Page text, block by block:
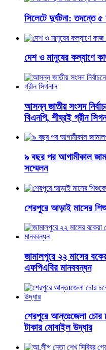
সিলেটে দুর্ঘটনা: তদন্তে
দেশ ও মানুষের কল্যাণে
আসন্ন জাতীয় সংসদ
বিএনপি, শীঘ্রই গ্রীন
৯ বছর পর আগামীকাল
সম্মেলন
শেরপুরে আড়াই মাসের
জামালপুরে ২২ মাসের
এফপিএবির মানববন্ধন
শেরপুরে আন্তঃজেলা চোর
টাকার মোবাইল উদ্ধার